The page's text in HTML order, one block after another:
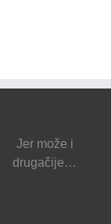
Jer može i
drugačije…